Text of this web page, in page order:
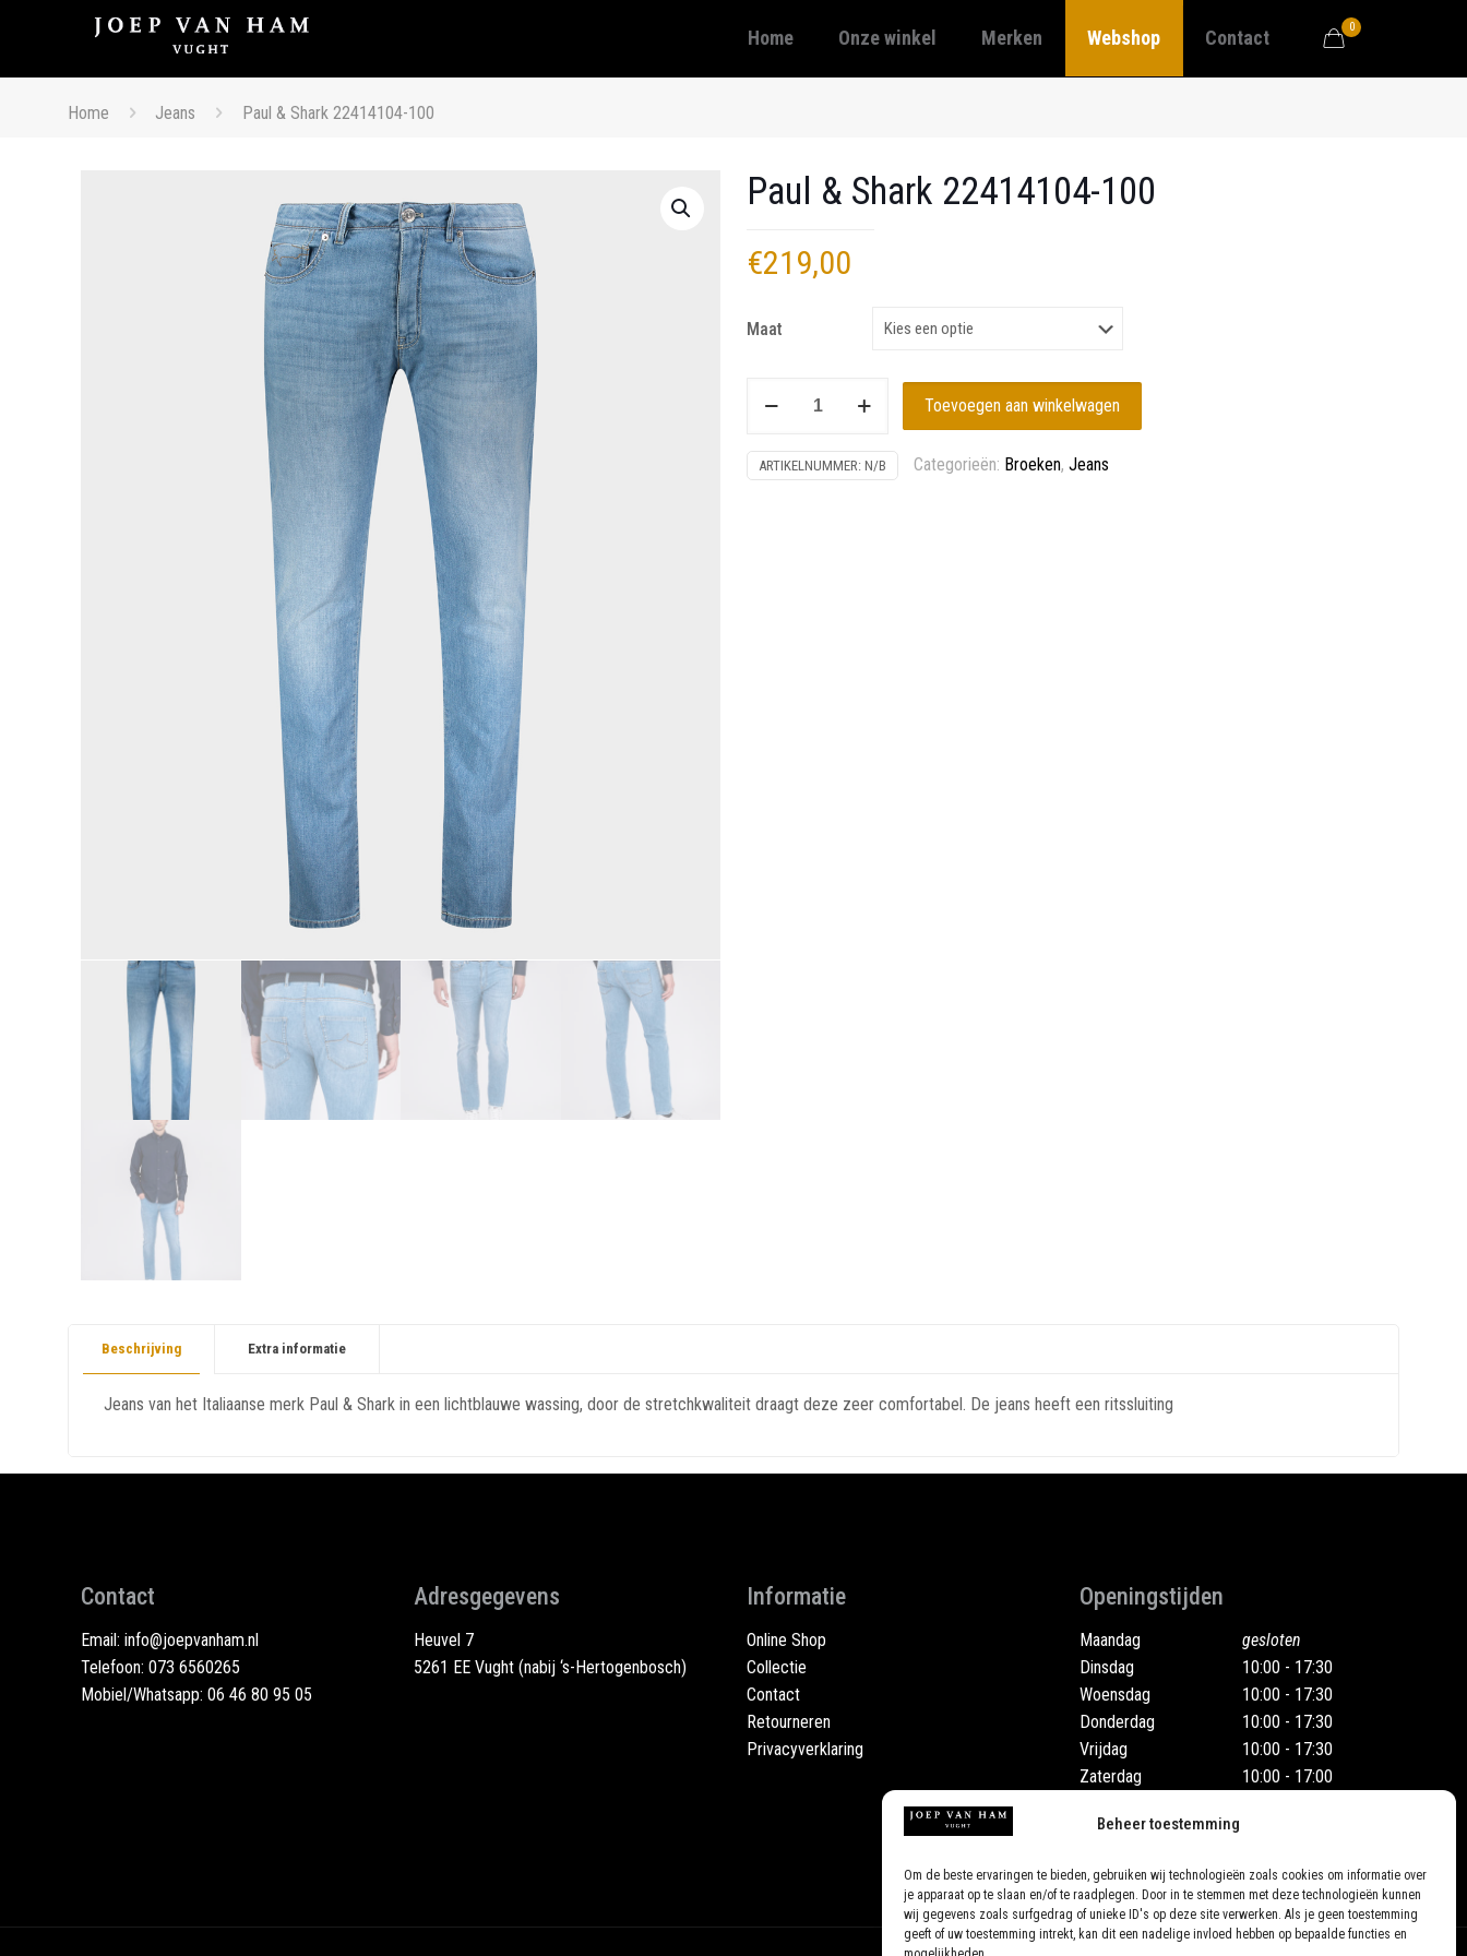
Beheer toestemming
Om de beste ervaringen te bieden, gebruiken wij technologieën zoals cookies om informatie over
je apparaat op te slaan en/of te raadplegen. Door in te stemmen met deze technologieën kunnen
wij gegevens zoals surfgedrag of unieke ID's op deze site verwerken. Als je geen toestemming
geeft of uw toestemming intrekt, kan dit een nadelige invloed hebben op bepaalde functies en
Home Onze winkel Merken Webshop Contact 0
Home Jeans Paul & Shark 22414104-100
Paul & Shark 22414104-100
€219,00
Maat
22414104-
Toevoegen aan winkelwagen
ARTIKELNUMMER: N/B Categorieën: Broeken, Jeans
Beschrijving Extra informatie
Jeans van het Italiaanse merk Paul & Shark in een lichtblauwe wassing, door de stretchkwaliteit draagt deze zeer comfortabel. De jeans heeft een ritssluiting
Contact
Email: info@joepvanham.nl
Telefoon: 073 6560265
Mobiel/Whatsapp: 06 46 80 95 05
Adresgegevens
Heuvel 7
5261 EE Vught (nabij ‘s-Hertogenbosch)
Informatie
Online Shop
Collectie
Contact
Retourneren
Privacyverklaring
Openingstijden
Maandag
Dinsdag
Woensdag
Donderdag
Vrijdag
Zaterdag
gesloten
10:00 - 17:30
10:00 - 17:30
10:00 - 17:30
10:00 - 17:30
10:00 - 17:00